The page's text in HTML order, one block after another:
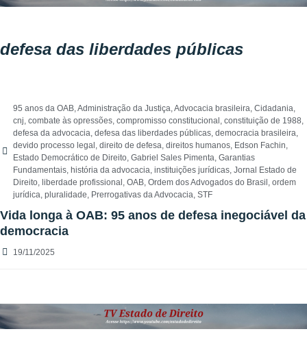
defesa das liberdades públicas
95 anos da OAB,Administração da Justiça,Advocacia brasileira, Cidadania,
cnj, combate às opressões, compromisso constitucional , constituição de 1988,
defesa da advocacia, defesa das liberdades públicas, democracia brasileira,
devido processo legal , direito de defesa, direitos humanos, Edson Fachin,
Estado Democrático de Direito, Gabriel Sales Pimenta, Garantias
Fundamentais, história da advocacia, instituições jurídicas, Jornal Estado de
Direito, liberdade profissional , OAB, Ordem dos Advogados do Brasil , ordem
jurídica, pluralidade, Prerrogativas da Advocacia, STF
Vida longa à OAB: 95 anos de defesa inegociável da
democracia
19/11/2025